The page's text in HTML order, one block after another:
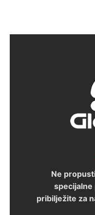
Ne
specijalne
pribilježite za